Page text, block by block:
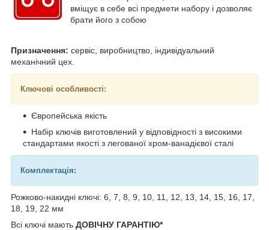
вміщує в себе всі предмети набору і дозволяє
брати його з собою
Призначення: сервіс, виробництво, індивідуальний
механічний цех.
Ключові особливості:
Європейська якість
Набір ключів виготовлений у відповідності з високими
стандартами якості з легованої хром-ванадієвої сталі
Комплектація:
Рожково-накидні ключі: 6, 7, 8, 9, 10, 11, 12, 13, 14, 15, 16, 17,
18, 19, 22 мм
Всі ключі мають ДОВІЧНУ ГАРАНТІЮ*